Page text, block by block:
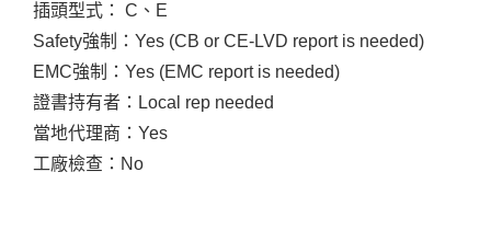
插頭型式： C、E
Safety強制：Yes (CB or CE-LVD report is needed)
EMC強制：Yes (EMC report is needed)
證書持有者：Local rep needed
當地代理商：Yes
工廠檢查：No